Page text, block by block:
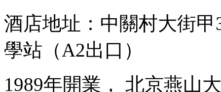
酒店地址：中關村大街
學站（A2出口）
1989年開業， 北京燕